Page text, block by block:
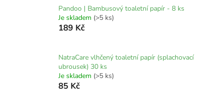
Pandoo | Bambusový toaletní papír - 8 ks
Je skladem (>5 ks)
189 Kč
NatraCare vlhčený toaletní papír (splachovací
ubrousek) 30 ks
Je skladem (>5 ks)
85 Kč